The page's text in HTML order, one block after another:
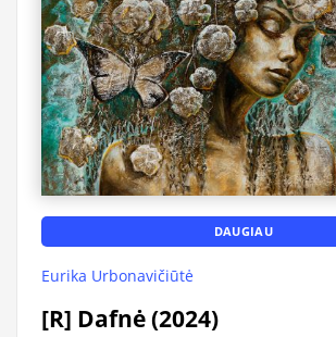
DAUGIAU
Eurika Urbonavičiūtė
[R] Dafnė (2024)